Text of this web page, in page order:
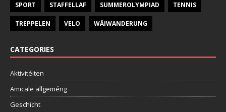
SPORT STAFFELLAF SUMMEROLYMPIAD TENNIS
TREPPELEN VELO WÄIWANDERUNG
CATEGORIES
Aktivitéiten
Amicale allgeméng
Geschicht